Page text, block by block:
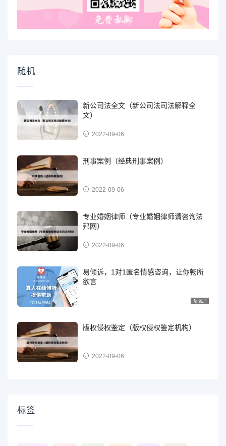
随机
新公司法全文（新公司法司法解释全
文）
2022-09-06
刑事案例（经典刑事案例）
2022-09-06
专业婚姻律师（专业婚姻律师请咨询法
邦网）
2022-09-06
易倾诉，1对1匿名情感咨询，让你畅所
欲言
版权侵权鉴定（版权侵权鉴定机构）
2022-09-06
标签